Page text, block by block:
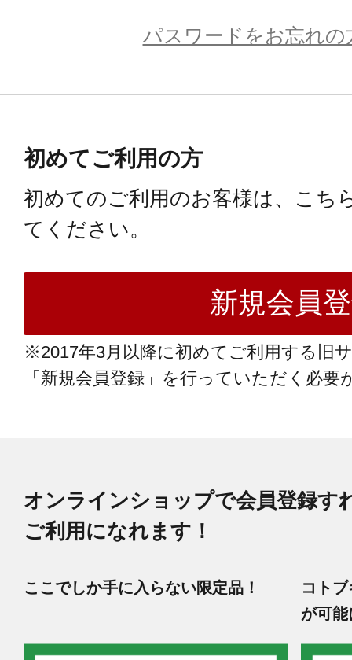
パスワードをお忘れの
初めてご利用の方
初めてのご利用のお客様は、こち
てください。
※2017年3月以降に初めてご利用する旧
「新規会員登録」を行っていただく必要
オンラインショップで会員登録す
ご利用になれます！
ここでしか手に入らない限定品！
コト
が可能